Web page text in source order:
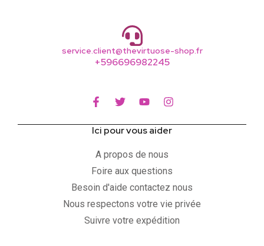
service.client@thevirtuose-shop.fr
+596696982245
Ici pour vous aider
A propos de nous
Foire aux questions
Besoin d'aide contactez nous
Nous respectons votre vie privée
Suivre votre expédition